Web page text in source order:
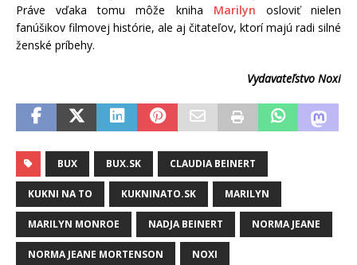
Práve vďaka tomu môže kniha Marilyn osloviť nielen
fanúšikov filmovej histórie, ale aj čitateľov, ktorí majú radi silné
ženské príbehy.
Vydavateľstvo Noxi
BUX BUX.SK CLAUDIA BEINERT
KUKNI NA TO KUKNINATO.SK MARILYN
MARILYN MONROE NADJA BEINERT NORMA JEANE
NORMA JEANE MORTENSON NOXI